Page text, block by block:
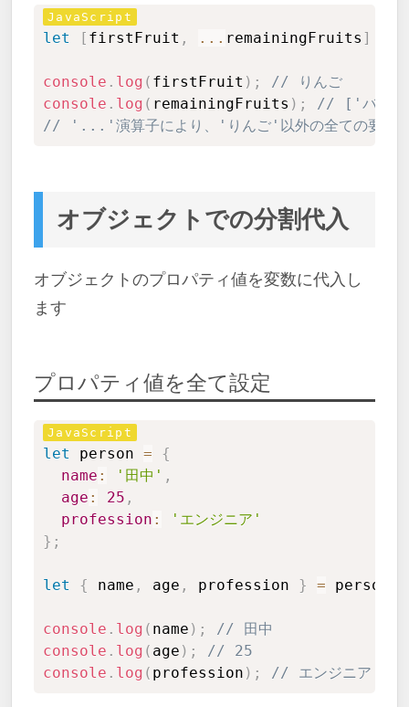
let [ firstFruit , ... remainingFruits ]
console . log ( firstFruit ) ;
// りんご
console . log ( remainingFruits ) ;
// ['バナナ
// '...'演算子により、'りんご'以外の全ての要素
オブジェクトでの分割代入
オブジェクトのプロパティ値を変数に代入し
ます
プロパティ値を全て設定
let person =
{
name : '田中' ,
age : 25 ,
profession :
'エンジニア'
} ;
let { name , age , profession } = person
console . log ( name ) ;
// 田中
console . log ( age ) ;
// 25
console . log ( profession ) ; // エンジニア